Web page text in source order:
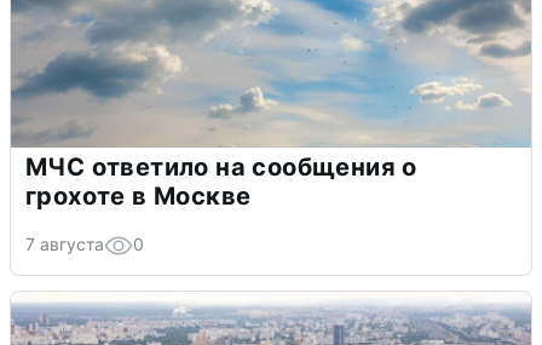
МЧС ответило на сообщения о
грохоте в Москве
7 августа 0